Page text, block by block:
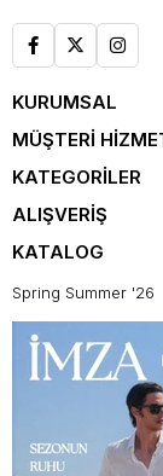
KURUMSAL
MÜŞTERİ
KATEGORİLER
ALIŞVERİŞ
KATALOG
Spring Summer '26